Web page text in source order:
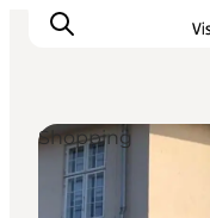
Highlights
Shopping